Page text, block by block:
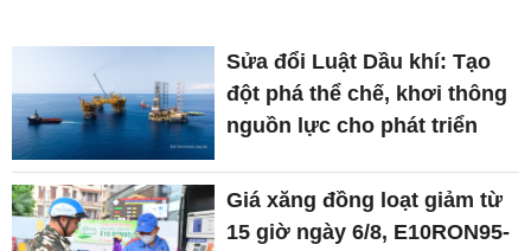
Sửa đổi Luật Dầu khí: Tạo
đột phá thể chế, khơi thông
nguồn lực cho phát triển
Giá xăng đồng loạt giảm từ
15 giờ ngày 6/8, E10RON95-